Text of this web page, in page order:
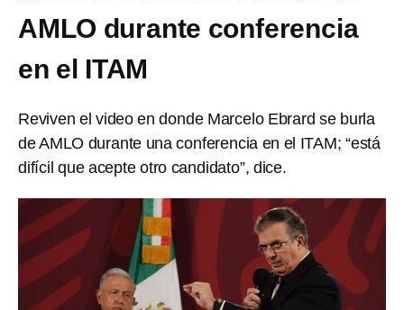
AMLO durante conferencia
en el ITAM
Reviven el video en donde Marcelo Ebrard se burla
de AMLO durante una conferencia en el ITAM; “está
difícil que acepte otro candidato”, dice.